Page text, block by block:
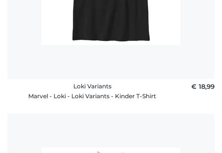
Loki Variants
Marvel - Loki - Loki Variants - Kinder T-Shirt
€ 18,99